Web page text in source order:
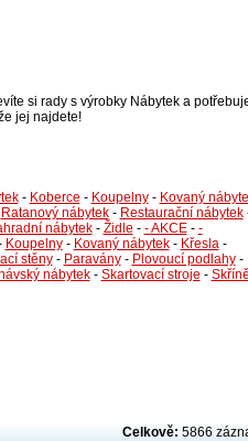
si rady s výrobky Nábytek a
jej najdete!
- Koberce - Koupelny- Kovaný
Ratanový nábytek- Restaurační nábytek
nábytek- Židle - - AKCE- -
Koupelny- Kovaný nábytek- Křesla-
stěny- Paravány- Plovoucí podlahy-
nábytek- Skartovací stroje -
Celkově: 5866